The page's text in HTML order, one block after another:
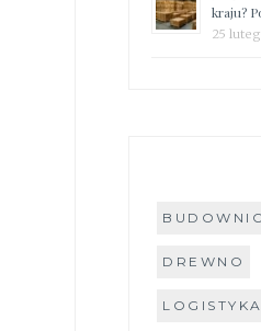
kraju?
25
DREWNO
LOGISTYKA